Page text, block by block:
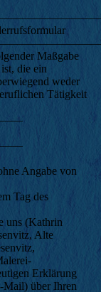
Maßgabe
die ein
weder
Tätigkeit
Angabe von
Tag des
uns (Kathrin
Alte
Erklärung
Mail) über Ihren